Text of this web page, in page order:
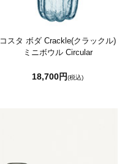
コスタ ボダ Crackle(クラックル)
ミニボウル Circular
18,700円(税込)